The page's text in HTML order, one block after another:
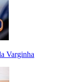
Varginha